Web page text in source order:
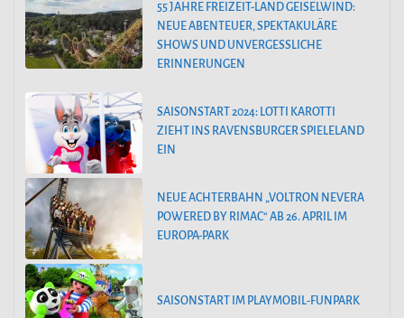
55 JAHRE FREIZEIT-LAND GEISELWIND:
NEUE ABENTEUER, SPEKTAKULÄRE
SHOWS UND UNVERGESSLICHE
ERINNERUNGEN
SAISONSTART 2024: LOTTI KAROTTI
ZIEHT INS RAVENSBURGER SPIELELAND
EIN
NEUE ACHTERBAHN „VOLTRON NEVERA
POWERED BY RIMAC“ AB 26. APRIL IM
EUROPA-PARK
SAISONSTART IM PLAYMOBIL-FUNPARK